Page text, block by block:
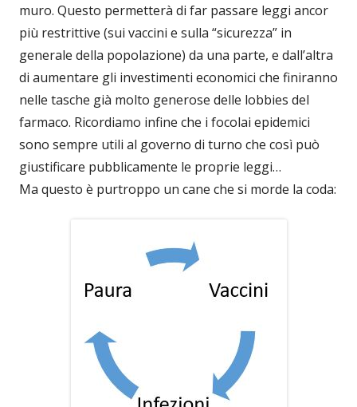
muro. Questo permetterà di far passare leggi ancor
più restrittive (sui vaccini e sulla “sicurezza” in
generale della popolazione) da una parte, e dall’altra
di aumentare gli investimenti economici che finiranno
nelle tasche già molto generose delle lobbies del
farmaco. Ricordiamo infine che i focolai epidemici
sono sempre utili al governo di turno che così può
giustificare pubblicamente le proprie leggi…
Ma questo è purtroppo un cane che si morde la coda: